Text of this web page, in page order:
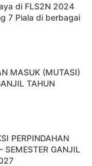
di FLS2N 2024
7 Piala di berbagai
MASUK (MUTASI)
TAHUN
PERPINDAHAN
GANJIL